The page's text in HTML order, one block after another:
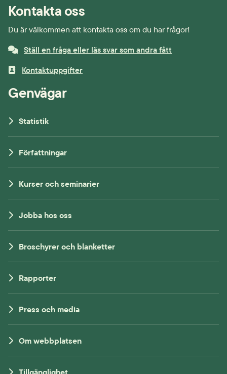
Kontakta oss
Du är välkommen att kontakta oss om du har frågor!
Ställ en fråga eller läs svar som andra fått
Kontaktuppgifter
Genvägar
Statistik
Författningar
Kurser och seminarier
Jobba hos oss
Broschyrer och blanketter
Rapporter
Press och media
Om webbplatsen